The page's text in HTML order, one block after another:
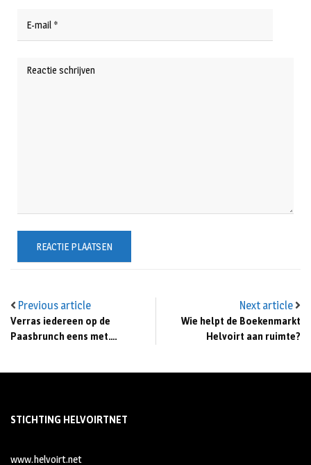
Previous article
Verras iedereen op de
Paasbrunch eens met….
Next article
Wie helpt de Boekenmarkt
Helvoirt aan ruimte?
STICHTING HELVOIRTNET
www.helvoirt.net